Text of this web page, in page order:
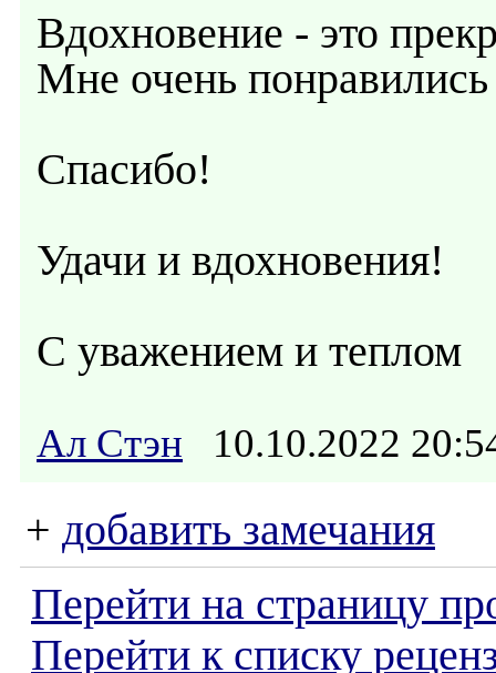
Вдохновение - это
Мне очень
Спасибо!
Удачи и вдохновения!
С уважением и теплом
Ал Стэн 10.10.2022
+ добавить замечания
Перейти на страницу
Перейти к списку